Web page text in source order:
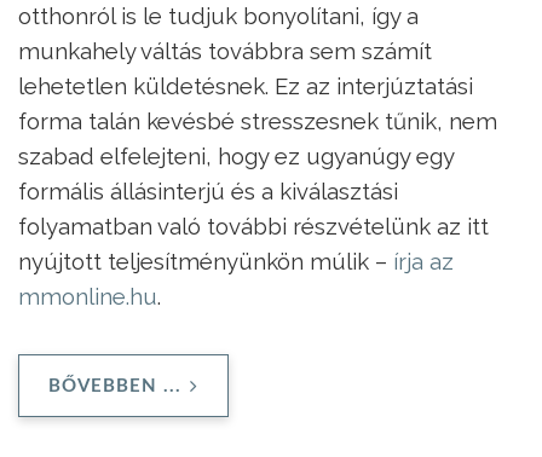
otthonról is le tudjuk bonyolítani, így a
munkahely váltás továbbra sem számít
lehetetlen küldetésnek. Ez az interjúztatási
forma talán kevésbé stresszesnek tűnik, nem
szabad elfelejteni, hogy ez ugyanúgy egy
formális állásinterjú és a kiválasztási
folyamatban való további részvételünk az itt
nyújtott teljesítményünkön múlik – írja az
mmonline.hu.
BŐVEBBEN ...